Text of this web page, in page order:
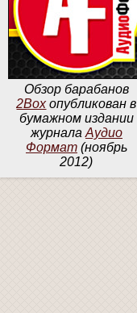
Обзор барабанов
2Boxопубликован в
бумажном издании
журнала Аудио
Формат (ноябрь
2012)